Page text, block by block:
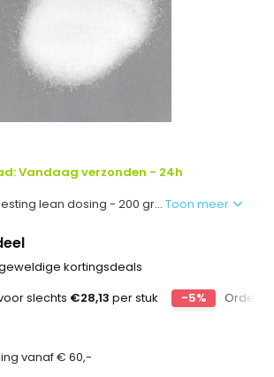
Vandaag verzonden - 24h
lean dosing - 200 gr...Toon meer
kortingsdeals
slechts €28,13 per stuk -5% Order
vanaf € 60,-